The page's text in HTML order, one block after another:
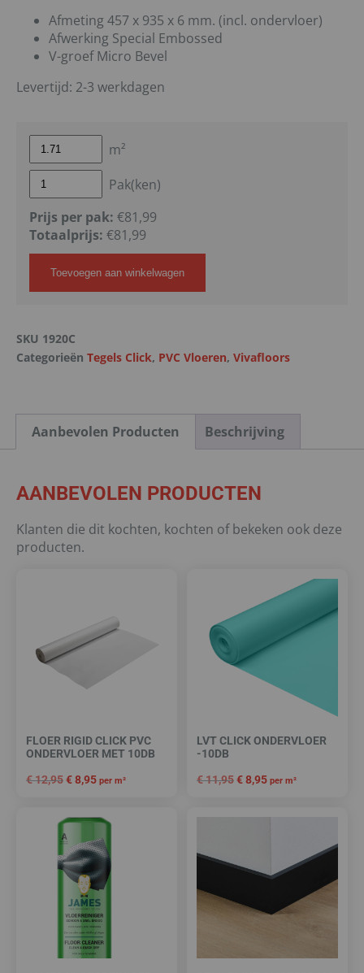
Afmeting 457 x 935 x 6 mm. (incl. ondervloer)
Afwerking Special Embossed
V-groef Micro Bevel
Levertijd: 2-3 werkdagen
m²
Pak(ken)
Prijs per pak: €81,99
Totaalprijs: €81,99
Toevoegen aan winkelwagen
SKU 1920C
Categorieën Tegels Click, PVC Vloeren, Vivafloors
Aanbevolen Producten Beschrijving
AANBEVOLEN PRODUCTEN
Klanten die dit kochten, kochten of bekeken ook deze
producten.
FLOER RIGID CLICK PVC
ONDERVLOER MET 10DB
€12,95€8,95 per m²
LVT CLICK ONDERVLOER
-10DB
€11,95€8,95 per m²